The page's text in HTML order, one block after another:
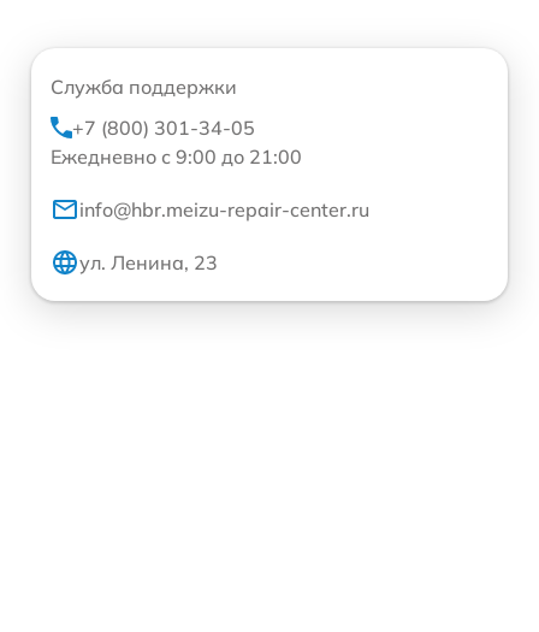
Служба поддержки
+7 (800) 301-34-05
Ежедневно с 9:00 до 21:00
info@hbr.meizu-repair-center.ru
ул. Ленина, 23